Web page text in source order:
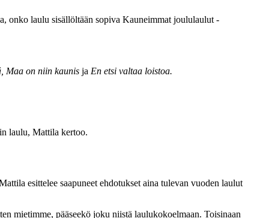
onko laulu sisällöltään sopiva Kauneimmat joululaulut -
Maa on niin kaunis ja En etsi valtaa loistoa.
laulu, Mattila kertoo.
esittelee saapuneet ehdotukset aina tulevan vuoden laulut
mietimme, pääseekö joku niistä laulukokoelmaan. Toisinaan